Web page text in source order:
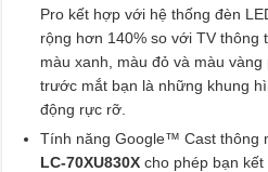
Pro kết hợp với hệ thống đèn
rộng hơn 140% so với TV thông
màu xanh, màu đỏ và màu
trước mắt bạn là những khung
động rực rỡ.
Tính năng Google™ Cast thông
LC-70XU830Xcho phép bạn kết